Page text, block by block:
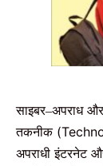
साइबर–अपराध और
तकनीक
अपराधी इंटरनेट